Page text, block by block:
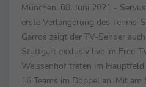
München, 08. Juni 2021 -
erste Verlängerung des Tennis-
Garros zeigt der TV-Sender
Stuttgart exklusiv live im Free-
Weissenhof treten im
16 Teams im Doppel an. Mit